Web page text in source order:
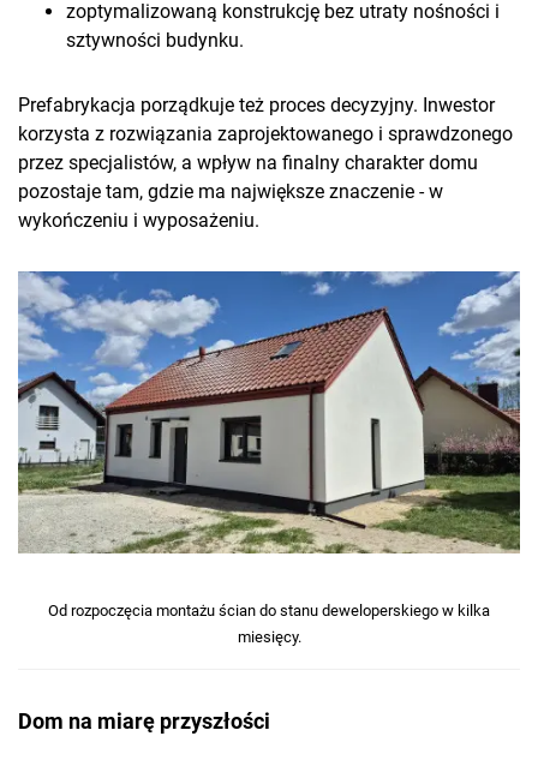
zoptymalizowaną konstrukcję bez utraty nośności i
sztywności budynku.
Prefabrykacja porządkuje też proces decyzyjny. Inwestor
korzysta z rozwiązania zaprojektowanego i sprawdzonego
przez specjalistów, a wpływ na finalny charakter domu
pozostaje tam, gdzie ma największe znaczenie - w
wykończeniu i wyposażeniu.
Od rozpoczęcia montażu ścian do stanu deweloperskiego w kilka
miesięcy.
Dom na miarę przyszłości